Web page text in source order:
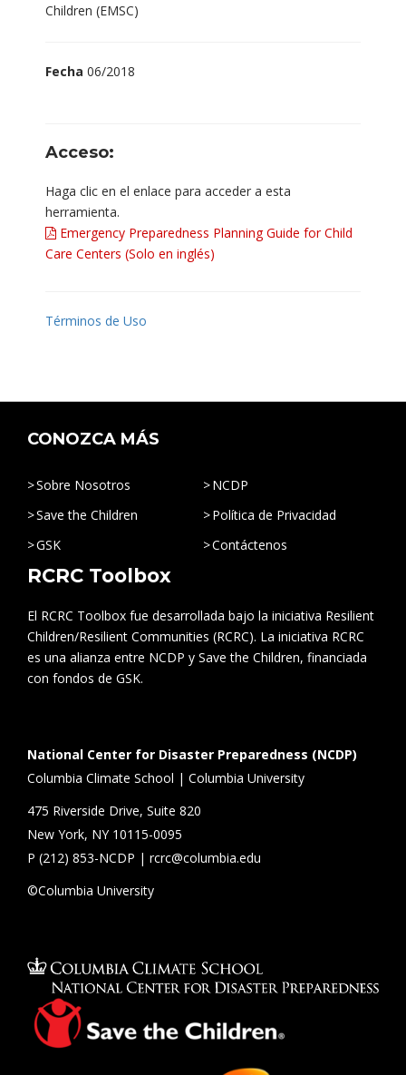
Children (EMSC)
Fecha 06/2018
Acceso:
Haga clic en el enlace para acceder a esta
herramienta.
Emergency Preparedness Planning Guide for Child
Care Centers (Solo en inglés)
Términos de Uso
CONOZCA MÁS
Sobre Nosotros
NCDP
Save the Children
Política de Privacidad
GSK
Contáctenos
RCRC Toolbox
El RCRC Toolbox fue desarrollada bajo la iniciativa Resilient
Children/Resilient Communities (RCRC). La iniciativa RCRC
es una alianza entre NCDP y Save the Children, financiada
con fondos de GSK.
National Center for Disaster Preparedness (NCDP)
Columbia Climate School | Columbia University
475 Riverside Drive, Suite 820
New York, NY 10115-0095
P (212) 853-NCDP | rcrc@columbia.edu
©Columbia University